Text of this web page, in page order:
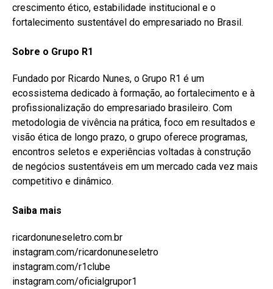
crescimento ético, estabilidade institucional e o
fortalecimento sustentável do empresariado no Brasil.
Sobre o Grupo R1
Fundado por Ricardo Nunes, o Grupo R1 é um
ecossistema dedicado à formação, ao fortalecimento e à
profissionalização do empresariado brasileiro. Com
metodologia de vivência na prática, foco em resultados e
visão ética de longo prazo, o grupo oferece programas,
encontros seletos e experiências voltadas à construção
de negócios sustentáveis em um mercado cada vez mais
competitivo e dinâmico.
Saiba mais
ricardonuneseletro.com.br
instagram.com/ricardonuneseletro
instagram.com/r1clube
instagram.com/oficialgrupor1